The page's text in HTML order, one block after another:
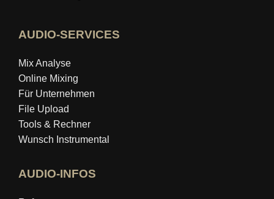
AUDIO-SERVICES
Mix Analyse
Online Mixing
Für Unternehmen
File Upload
Tools & Rechner
Wunsch Instrumental
AUDIO-INFOS